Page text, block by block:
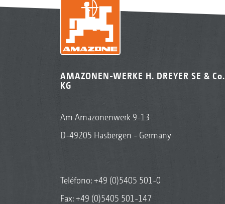
AMAZONEN-WERKE H. DREYER SE & Co.
KG
Am Amazonenwerk 9-13
D-49205 Hasbergen - Germany
Teléfono:+49 (0)5405 501-0
Fax: +49 (0)5405 501-147